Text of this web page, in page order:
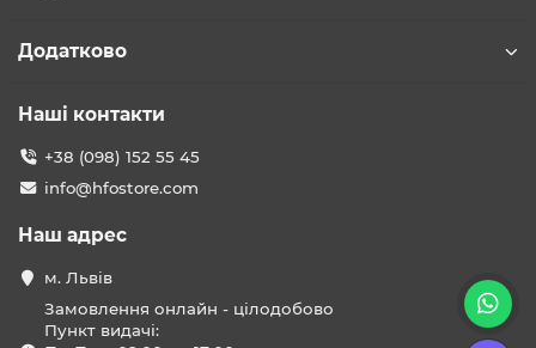
Додатково
Наші контакти
+38 (098) 152 55 45
info@hfostore.com
Наш адрес
м. Львів
Замовлення онлайн - цілодобово
Пункт видачі: